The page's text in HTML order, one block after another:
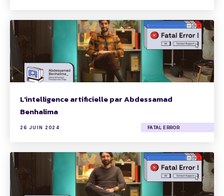
L’intelligence artificielle par Abdessamad
Benhalima
26 JUIN 2024 FATAL ERROR